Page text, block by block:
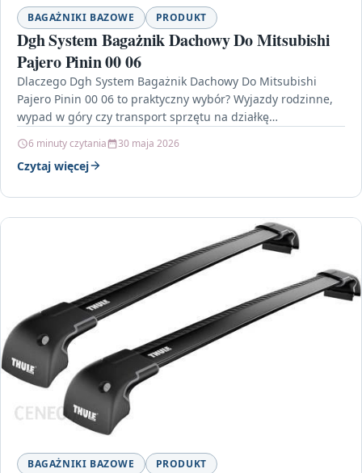
BAGAŻNIKI BAZOWE PRODUKT
Dgh System Bagażnik Dachowy Do Mitsubishi
Pajero Pinin 00 06
Dlaczego Dgh System Bagażnik Dachowy Do Mitsubishi
Pajero Pinin 00 06 to praktyczny wybór? Wyjazdy rodzinne,
wypad w góry czy transport sprzętu na działkę…
6 minuty czytania 30 maja 2026
Czytaj więcej
BAGAŻNIKI BAZOWE PRODUKT